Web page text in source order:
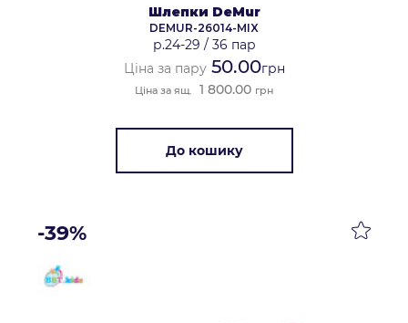
Шлепки DeMur
DEMUR-26014-MIX
р.24-29 / 36 пар
Ціна за пару50.00грн
Ціна за ящ. 1 800.00 грн
До кошику
-39%